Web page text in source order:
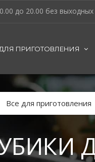
до 20.00 без выходных
ПРИГОТОВЛЕНИЯ
Все для приготовления